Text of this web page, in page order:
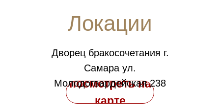
Локации
посмотреть на
карте
Дворец бракосочетания г.
Самара ул.
Молодогвардейская 238